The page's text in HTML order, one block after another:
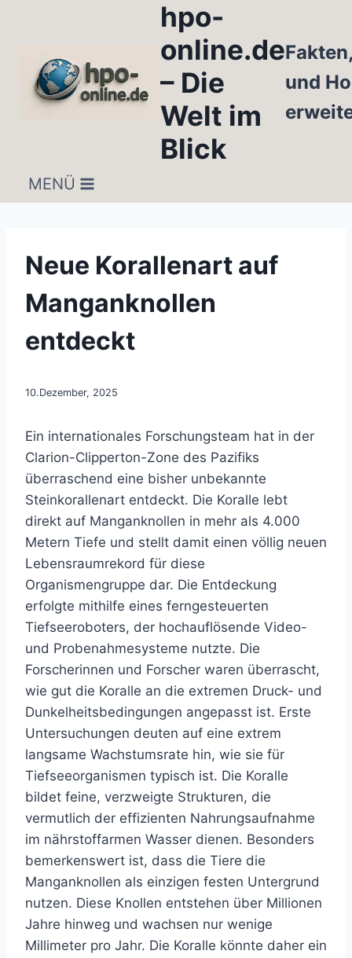
hpo-
online.de
– Die
Welt im
Blick
und
MENÜ
Neue Korallenart auf
Manganknollen
entdeckt
10.Dezember, 2025
Ein internationales Forschungsteam hat in der
Clarion-Clipperton-Zone des Pazifiks
überraschend eine bisher unbekannte
Steinkorallenart entdeckt. Die Koralle lebt
direkt auf Manganknollen in mehr als 4.000
Metern Tiefe und stellt damit einen völlig neuen
Lebensraumrekord für diese
Organismengruppe dar. Die Entdeckung
erfolgte mithilfe eines ferngesteuerten
Tiefseeroboters, der hochauflösende Video-
und Probenahmesysteme nutzte. Die
Forscherinnen und Forscher waren überrascht,
wie gut die Koralle an die extremen Druck- und
Dunkelheitsbedingungen angepasst ist. Erste
Untersuchungen deuten auf eine extrem
langsame Wachstumsrate hin, wie sie für
Tiefseeorganismen typisch ist. Die Koralle
bildet feine, verzweigte Strukturen, die
vermutlich der effizienten Nahrungsaufnahme
im nährstoffarmen Wasser dienen. Besonders
bemerkenswert ist, dass die Tiere die
Manganknollen als einzigen festen Untergrund
nutzen. Diese Knollen entstehen über Millionen
Jahre hinweg und wachsen nur wenige
Millimeter pro Jahr. Die Koralle könnte daher ein